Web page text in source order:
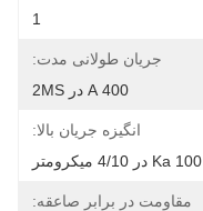
جریان طولانی مدت:
400 A در 2MS
انگیزه جریان بالا:
100 Ka در 4/10 میکرومتر
مقاومت در برابر صاعقه: